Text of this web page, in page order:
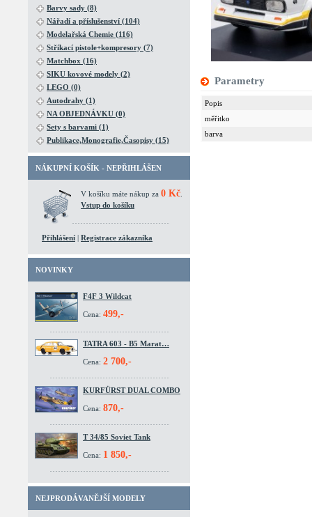
Barvy sady (8)
Nářadí a příslušenství (104)
Modelařská Chemie (116)
Stříkací pistole+kompresory (7)
Matchbox (16)
SIKU kovové modely (2)
LEGO (0)
Autodrahy (1)
NA OBJEDNÁVKU (0)
Sety s barvami (1)
Publikace,Monografie,Časopisy (15)
NÁKUPNÍ KOŠÍK - NEPŘIHLÁŠEN
V košíku máte nákup za 0 Kč
Vstup do košíku
Přihlášení | Registrace zákazníka
NOVINKY
F4F 3 Wildcat
Cena: 499,-
TATRA 603 - B5 Marat…
Cena: 2 700,-
KURFÜRST DUAL COMBO
Cena: 870,-
T 34/85 Soviet Tank
Cena: 1 850,-
NEJPRODÁVANĚJŠÍ MODELY
Parametry
Popis
měřitko
barva